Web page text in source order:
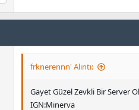
frknerennn' Alıntı:
Gayet Güzel Zevkli Bir Server
IGN:Minerva